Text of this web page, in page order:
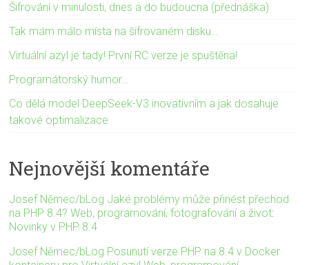
Šifrování v minulosti, dnes a do budoucna (přednáška)
Tak mám málo místa na šifrovaném disku…
Virtuální azyl je tady! První RC verze je spuštěna!
Programátorský humor…
Co dělá model DeepSeek-V3 inovativním a jak dosahuje
takové optimalizace
Nejnovější komentáře
Josef Němec/bLog Jaké problémy může přinést přechod
na PHP 8.4? Web, programování, fotografování a život:
Novinky v PHP 8.4
Josef Němec/bLog Posunutí verze PHP na 8.4 v Docker